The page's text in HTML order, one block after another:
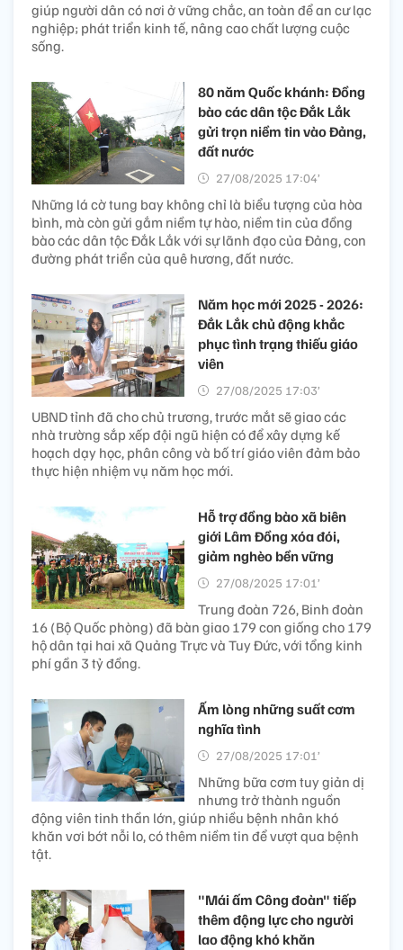
giúp người dân có nơi ở vững chắc, an toàn để an cư lạc
nghiệp; phát triển kinh tế, nâng cao chất lượng cuộc
sống.
80 năm Quốc khánh: Đồng
bào các dân tộc Đắk Lắk
gửi trọn niềm tin vào Đảng,
đất nước
27/08/2025 17:04’
Những lá cờ tung bay không chỉ là biểu tượng của hòa
bình, mà còn gửi gắm niềm tự hào, niềm tin của đồng
bào các dân tộc Đắk Lắk với sự lãnh đạo của Đảng, con
đường phát triển của quê hương, đất nước.
Năm học mới 2025 - 2026:
Đắk Lắk chủ động khắc
phục tình trạng thiếu giáo
viên
27/08/2025 17:03’
UBND tỉnh đã cho chủ trương, trước mắt sẽ giao các
nhà trường sắp xếp đội ngũ hiện có để xây dựng kế
hoạch dạy học, phân công và bố trí giáo viên đảm bảo
thực hiện nhiệm vụ năm học mới.
Hỗ trợ đồng bào xã biên
giới Lâm Đồng xóa đói,
giảm nghèo bền vững
27/08/2025 17:01’
Trung đoàn 726, Binh đoàn
16 (Bộ Quốc phòng) đã bàn giao 179 con giống cho 179
hộ dân tại hai xã Quảng Trực và Tuy Đức, với tổng kinh
phí gần 3 tỷ đồng.
Ấm lòng những suất cơm
nghĩa tình
27/08/2025 17:01’
Những bữa cơm tuy giản dị
nhưng trở thành nguồn
động viên tinh thần lớn, giúp nhiều bệnh nhân khó
khăn vơi bớt nỗi lo, có thêm niềm tin để vượt qua bệnh
tật.
"Mái ấm Công đoàn" tiếp
thêm động lực cho người
lao động khó khăn